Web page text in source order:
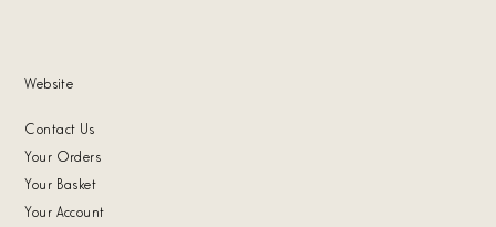
Website
Contact Us
Your Orders
Your Basket
Your Account